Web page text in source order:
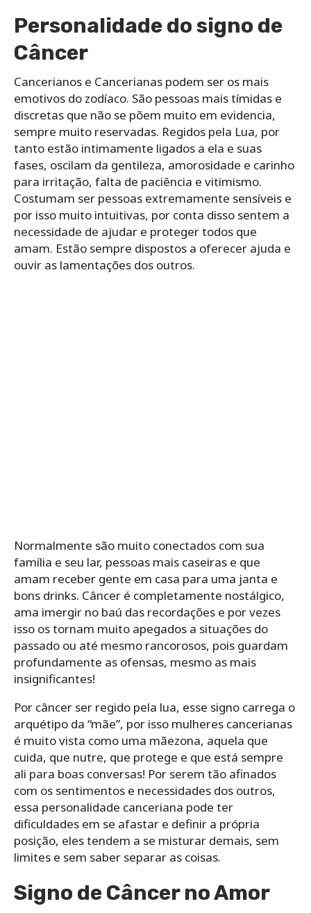
Personalidade do signo de
Câncer
Cancerianos e Cancerianas podem ser os mais
emotivos do zodíaco. São pessoas mais tímidas e
discretas que não se põem muito em evidencia,
sempre muito reservadas. Regidos pela Lua, por
tanto estão intimamente ligados a ela e suas
fases, oscilam da gentileza, amorosidade e carinho
para irritação, falta de paciência e vitimismo.
Costumam ser pessoas extremamente sensíveis e
por isso muito intuitivas, por conta disso sentem a
necessidade de ajudar e proteger todos que
amam. Estão sempre dispostos a oferecer ajuda e
ouvir as lamentações dos outros.
Normalmente são muito conectados com sua
família e seu lar, pessoas mais caseiras e que
amam receber gente em casa para uma janta e
bons drinks. Câncer é completamente nostálgico,
ama imergir no baú das recordações e por vezes
isso os tornam muito apegados a situações do
passado ou até mesmo rancorosos, pois guardam
profundamente as ofensas, mesmo as mais
insignificantes!
Por câncer ser regido pela lua, esse signo carrega o
arquétipo da “mãe”, por isso mulheres cancerianas
é muito vista como uma mãezona, aquela que
cuida, que nutre, que protege e que está sempre
ali para boas conversas! Por serem tão afinados
com os sentimentos e necessidades dos outros,
essa personalidade canceriana pode ter
dificuldades em se afastar e definir a própria
posição, eles tendem a se misturar demais, sem
limites e sem saber separar as coisas.
Signo de Câncer no Amor